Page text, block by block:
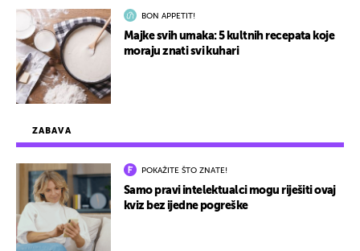
ZABAVA
POKAŽITE ŠTO ZNATE!
Samo pravi intelektualci mogu riješiti ovaj
kviz bez ijedne pogreške
BON APPETIT!
Majke svih umaka: 5 kultnih recepata koje
moraju znati svi kuhari